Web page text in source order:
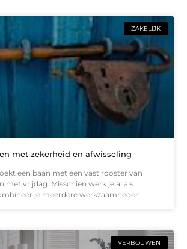
ZAKELIJK
met zekerheid en afwisseling
een baan met een vast rooster van
met vrijdag. Misschien werk je al als
je meerdere werkzaamheden
VERBOUWEN